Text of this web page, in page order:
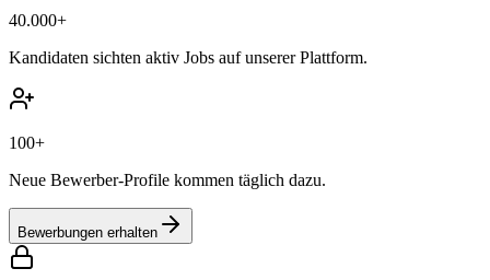
40.000+
Kandidaten sichten aktiv Jobs auf unserer Plattform.
100+
Neue Bewerber-Profile kommen täglich dazu.
Bewerbungen erhalten